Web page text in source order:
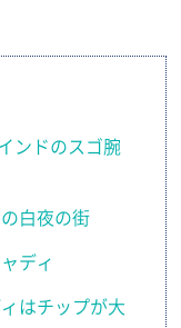
ンドのスゴ腕
白夜の街
ディ
はチップが大